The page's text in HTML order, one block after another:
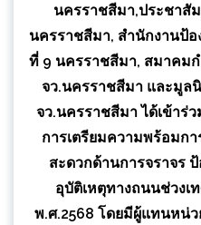
นครราชสีมา,ประชาสั
นครราชสีมา, สำนักงานป้
ที่ 9 นครราชสีมา, สมาคม
จว.นครราชสีมา และมูล
จว.นครราชสีมา ได้เข้าร่
การเตรียมความพร้อมก
สะดวกด้านการจราจร
อุบัติเหตุทางถนนช่วงเ
พ.ศ.2568 โดยมีผู้แทนหน่ว